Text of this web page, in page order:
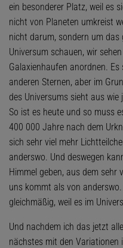
ein besonderer Platz, weil es
nicht von Planeten umkreist
nicht darum, sondern um das
Universum schauen, wir
Galaxienhaufen anordnen.
anderen Sternen, aber im
des Universums sieht aus wie
So ist es heute und so muss
400 000 Jahre nach dem
sich sehr viel mehr
anderswo. Und deswegen
Himmel geben, aus dem
uns kommt als von
gleichmäßig, weil es im
Und nachdem ich das jetzt
nächstes mit den